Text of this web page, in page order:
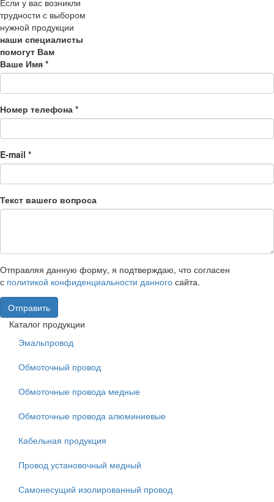
Если у вас возникли
трудности с выбором
нужной продукции
наши специалисты
помогут Вам
Ваше Имя *
Номер телефона *
E-mail *
Текст вашего вопроса
Отправляя данную форму, я подтверждаю, что согласен
с политикой конфиденциальности данного сайта.
Отправить
Каталог продукции
Эмальпровод
Обмоточный провод
Обмоточные провода медные
Обмоточные провода алюминиевые
Кабельная продукция
Провод установочный медный
Самонесущий изолированный провод